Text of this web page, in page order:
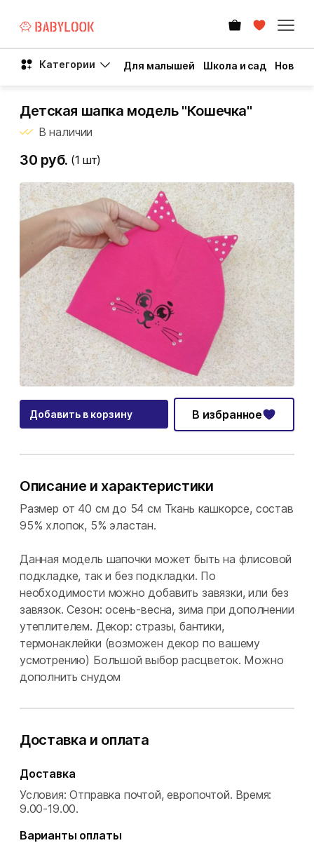
Категории Для малышей Школа и сад Новый
Детская шапка модель "Кошечка"
В наличии
30 руб. (1 шт)
Добавить в корзину В избранное
Описание и характеристики
Размер от 40 см до 54 см Ткань кашкорсе, состав
95% хлопок, 5% эластан.
Данная модель шапочки может быть на флисовой
подкладке, так и без подкладки. По
необходимости можно добавить завязки, или без
завязок. Сезон: осень-весна, зима при дополнении
утеплителем. Декор: стразы, бантики,
термонаклейки (возможен декор по вашему
усмотрению) Большой выбор расцветок. Можно
дополнить снудом
Доставка и оплата
Доставка
Условия: Отправка почтой, европочтой. Время:
9.00-19.00.
Варианты оплаты